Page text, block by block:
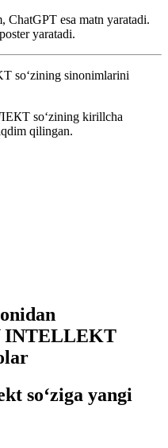
esa matn yaratadi.
yaratadi.
so‘zining sinonimlarini
so‘zining kirillcha
qilingan.
INTELLEKT
so‘ziga yangi